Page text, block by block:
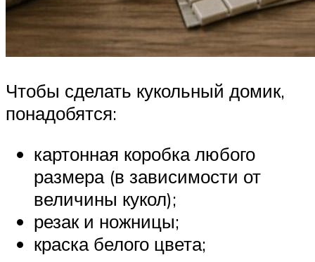
Чтобы сделать кукольный домик,
понадобятся:
картонная коробка любого
размера (в зависимости от
величины кукол);
резак и ножницы;
краска белого цвета;